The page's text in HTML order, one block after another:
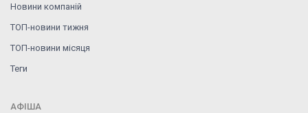
Новини компаній
ТОП-новини тижня
ТОП-новини місяця
Теги
АФІША